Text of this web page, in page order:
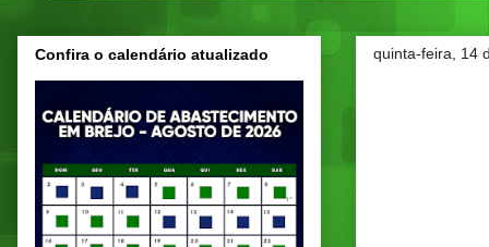
quinta-feira, 14
Confira o calendário atualizado